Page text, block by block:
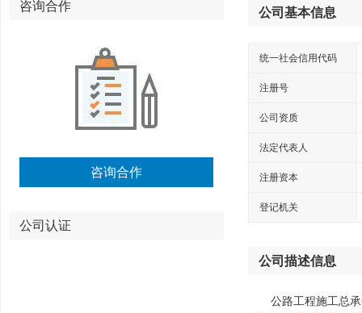
咨询合作
咨询合作
公司认证
公司基本信息
统一社会信用代码
注册号
公司资质
法定代表人
注册资本
登记机关
公司描述信息
公路工程施工总